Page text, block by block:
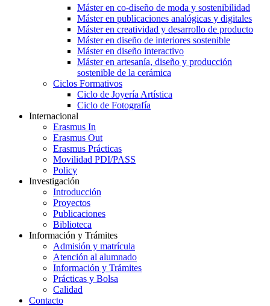
Máster en co-diseño de moda y sostenibilidad
Máster en publicaciones analógicas y digitales
Máster en creatividad y desarrollo de producto
Máster en diseño de interiores sostenible
Máster en diseño interactivo
Máster en artesanía, diseño y producción
sostenible de la cerámica
Ciclos Formativos
Ciclo de Joyería Artística
Ciclo de Fotografía
Internacional
Erasmus In
Erasmus Out
Erasmus Prácticas
Movilidad PDI/PASS
Policy
Investigación
Introducción
Proyectos
Publicaciones
Biblioteca
Información y Trámites
Admisión y matrícula
Atención al alumnado
Información y Trámites
Prácticas y Bolsa
Calidad
Contacto